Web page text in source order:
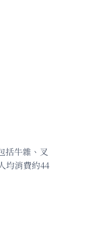
括牛雜、叉
均消費約44